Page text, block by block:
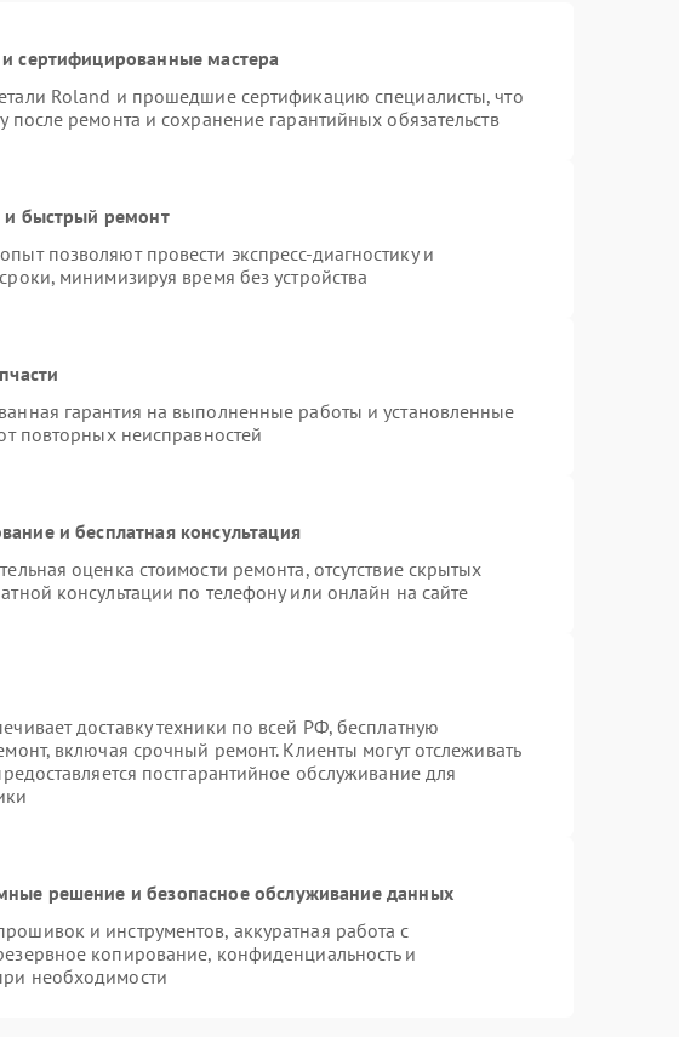
сертифицированные мастера
Roland и прошедшие сертификацию специалисты, что
после ремонта и сохранение гарантийных обязательств
и быстрый ремонт
позволяют провести экспресс-диагностику и
минимизируя время без устройства
гарантия на выполненные работы и установленные
повторных неисправностей
и бесплатная консультация
оценка стоимости ремонта, отсутствие скрытых
консультации по телефону или онлайн на сайте
доставку техники по всей РФ, бесплатную
включая срочный ремонт. Клиенты могут отслеживать
постгарантийное обслуживание для
решение и безопасное обслуживание данных
и инструментов, аккуратная работа с
копирование, конфиденциальность и
необходимости